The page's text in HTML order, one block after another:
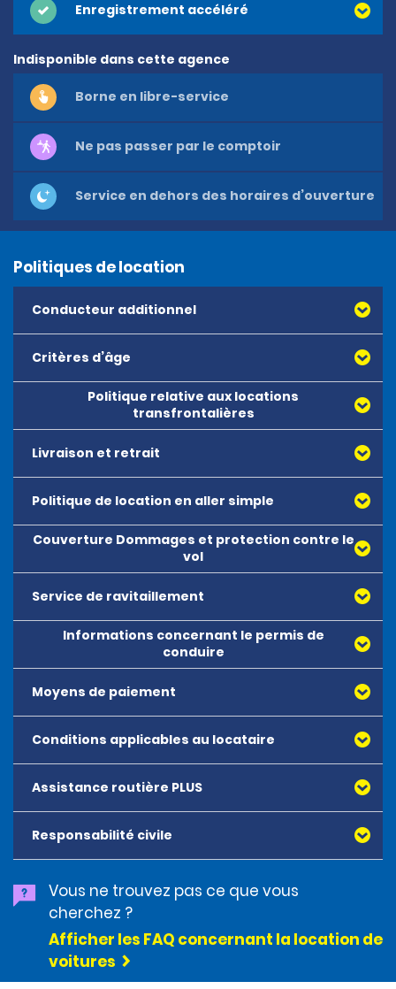
Enregistrement accéléré
Indisponible dans cette agence
Borne en libre-service
Ne pas passer par le comptoir
Service en dehors des horaires d’ouverture
Politiques de location
Conducteur additionnel
Critères d’âge
Politique relative aux locations
transfrontalières
Livraison et retrait
Politique de location en aller simple
Toutes les locations en aller simple doivent être
réservées et sont acceptées sous réserve de
disponibilité.
Des frais pour aller simple sont appliqués et sont
payables au moment de la location.
au préalable.
Couverture Dommages et protection contre le
vol
Service de ravitaillement
Informations concernant le permis de
conduire
Full and valid drivers license from country of origin is
required.
Moyens de paiement
Conditions applicables au locataire
Assistance routière PLUS
Responsabilité civile
Vous ne trouvez pas ce que vous
cherchez ?
Afficher les FAQ concernant la location de
voitures